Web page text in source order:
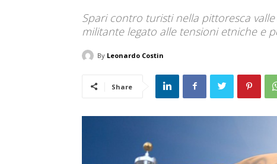
Spari contro turisti nella pittoresca
militante legato alle tensioni etniche e
By Leonardo Costin
Share